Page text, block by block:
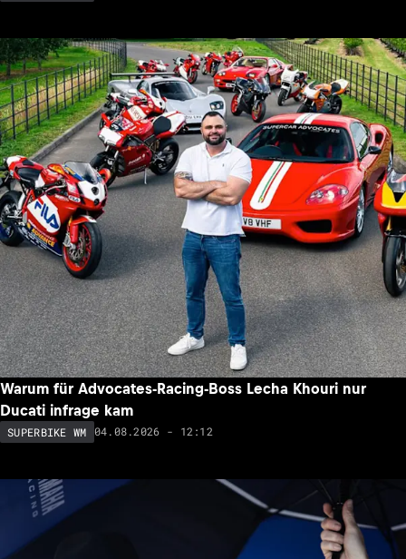
Warum für Advocates-Racing-Boss Lecha Khouri nur
Ducati infrage kam
SUPERBIKE WM 04.08.2026 - 12:12